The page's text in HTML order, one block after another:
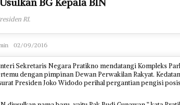
RI.
02/09/2016
Sekretaris Negara Pratikno mendatangi Kompleks
dengan pimpinan Dewan Perwakilan Rakyat.
Presiden Joko Widodo perihal pergantian pengisi